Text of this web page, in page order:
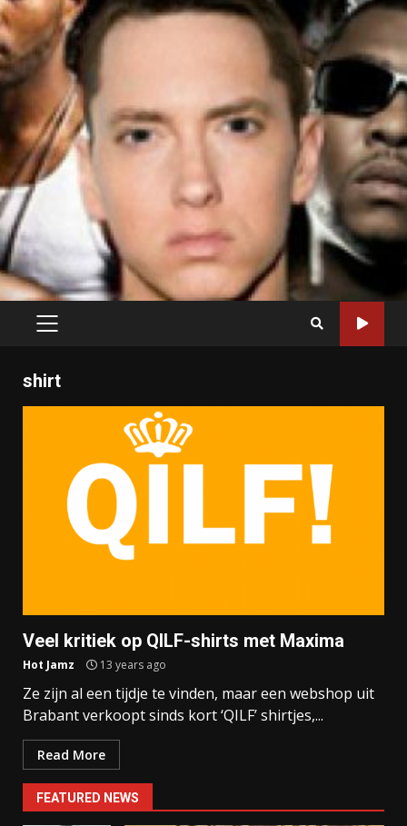
PRIMARY
shirt
Veel kritiek op QILF-shirts met Maxima
Hot Jamz 13 years ago
Ze zijn al een tijdje te vinden, maar een webshop uit
Brabant verkoopt sinds kort ‘QILF’ shirtjes,...
Read More
FEATURED NEWS